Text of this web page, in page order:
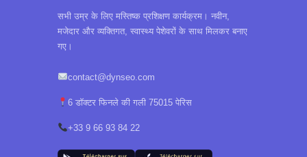
सभी उम्र के लिए मस्तिष्क प्रशिक्षण कार्यक्रम। नवीन,
मजेदार और व्यक्तिगत, स्वास्थ्य पेशेवरों के साथ मिलकर बनाए
गए।
contact@dynseo.com
6 डॉक्टर फिनले की गली 75015 पेरिस
+33 9 66 93 84 22